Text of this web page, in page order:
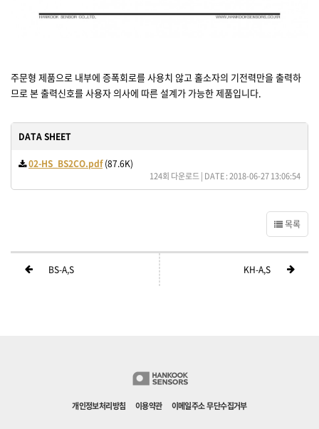
주문형 제품으로 내부에 증폭회로를 사용치 않고 홀소자의 기전력만을 출력하
므로 본 출력신호를 사용자 의사에 따른 설계가 가능한 제품입니다.
DATA SHEET
02-HS_BS2CO.pdf(87.6K)
124회 다운로드 | DATE : 2018-06-27 13:06:54
목록
BS-A,S KH-A,S
개인정보처리방침 이용약관 이메일주소 무단수집거부